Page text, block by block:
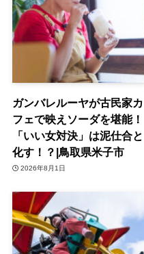
ガンバレルーヤが古民家カ
フェで映えソーダを堪能！
「いい女対決」は泥仕合と
化す！？|鳥取県米子市
2026年8月1日